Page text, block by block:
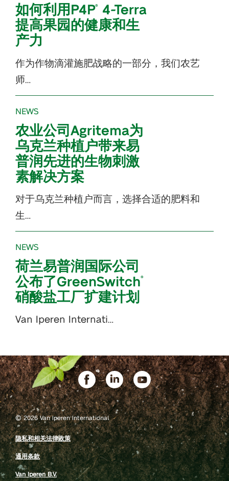
如何利用P4P®
4-Terra
提高果园的健康和生
产力
作为作物滴灌施肥战略的一部分，我们农艺
师…
NEWS
农业公司Agritema为
乌克兰种植户带来易
普润先进的生物刺激
素解决方案
对于乌克兰种植户而言，选择合适的肥料和
生…
NEWS
荷兰易普润国际公司
公布了GreenSwitch®
硝酸盐工厂扩建计划
Van Iperen Internati…
©2026 Van Iperen International
隐私和相关法律政策
通用条款
Van Iperen B.V.